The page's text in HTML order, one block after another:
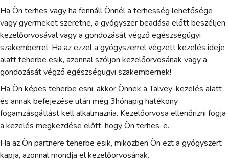
Ha Ön terhes vagy ha fennáll Önnél a terhesség lehetősége
vagy gyermeket szeretne, a gyógyszer beadása előtt beszéljen
kezelőorvosával vagy a gondozását végző egészségügyi
szakemberrel. Ha az ezzel a gyógyszerrel végzett kezelés ideje
alatt teherbe esik, azonnal szóljon kezelőorvosának vagy a
gondozását végző egészségügyi szakembernek!
Ha Ön képes teherbe esni, akkor Önnek a Talvey-kezelés alatt
és annak befejezése után még 3hónapig hatékony
fogamzásgátlást kell alkalmaznia. Kezelőorvosa ellenőrizni fogja
a kezelés megkezdése előtt, hogy Ön terhes-e.
Ha az Ön partnere teherbe esik, miközben Ön ezt a gyógyszert
kapja, azonnal mondja el kezelőorvosának.